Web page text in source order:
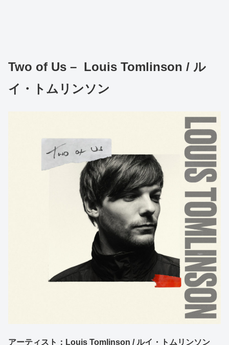
Two of Us – Louis Tomlinson / ル
イ・トムリンソン
アーティスト： Louis Tomlinson / ルイ・トムリンソン